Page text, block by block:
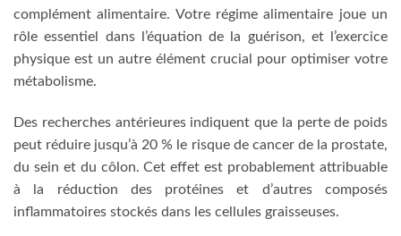
complément alimentaire. Votre régime alimentaire joue un
rôle essentiel dans l’équation de la guérison, et l’exercice
physique est un autre élément crucial pour optimiser votre
métabolisme.
Des recherches antérieures indiquent que la perte de poids
peut réduire jusqu’à 20 % le risque de cancer de la prostate,
du sein et du côlon. Cet effet est probablement attribuable
à la réduction des protéines et d’autres composés
inflammatoires stockés dans les cellules graisseuses.